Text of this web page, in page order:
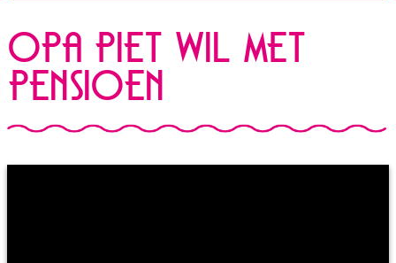
Opa Piet wil met
pensioen